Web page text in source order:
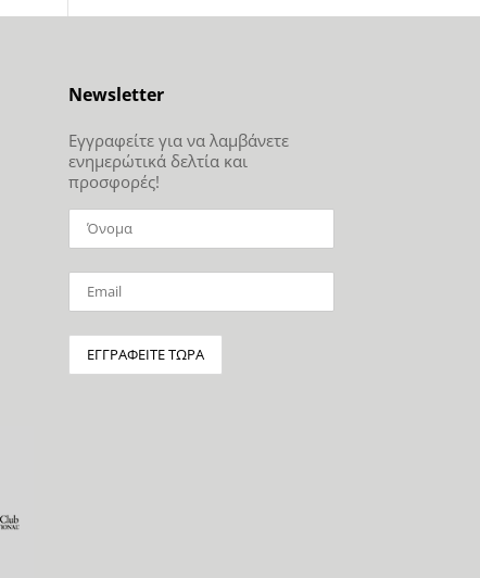
Newsletter
Εγγραφείτε για να λαμβάνετε
ενημερώτικά δελτία και
προσφορές!